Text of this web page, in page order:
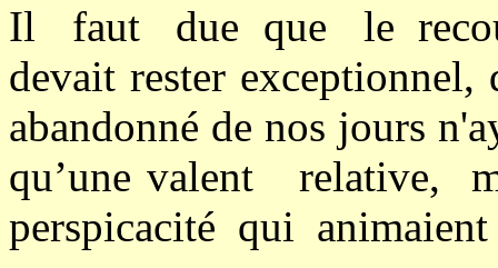
Il faut due que le
devait rester exceptionnel,
abandonné de nos jours
qu’une valent relative,
perspicacité qui